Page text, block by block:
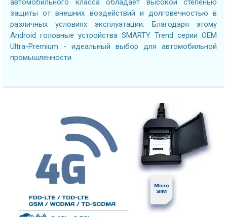
защиты от внешних воздействий и долговечностью в
различных условиях эксплуатации. Благодаря этому
Android головные устройства SMARTY Trend серии OEM
Ultra-Premium - идеальный выбор для автомобильной
промышленности.